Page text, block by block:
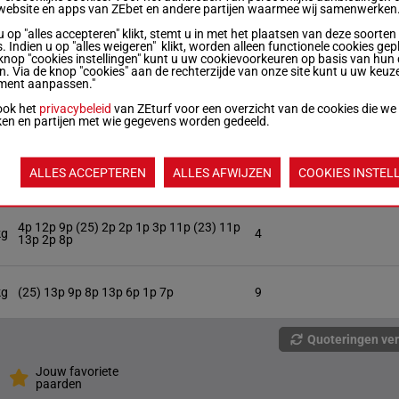
5p 5p 5p 4p (25) 2p 2p 10p (24) 7p 4p 8p
2p 3p
11
3p (25) 8p 12p 8p 5p 1p 4p 9p 7p 8p 2p 3p 10
4p (25) 3p 7p 3p 6p 9p 9h 10h 5p 4p 3p 12
8p 5p 8p 1p 10p (25) 7p 7p 3p 3p 1p 9p 6p 2
4p 12p 9p (25) 2p 2p 1p 3p 11p (23) 11p
13p 2p 8p
4
(25) 13p 9p 8p 13p 6p 1p 7p 9
Quoteringen
Jouw favoriete
paarden
en apps van ZEbet en andere partijen waarmee wij
op "alles accepteren" klikt, stemt u in met het plaatsen van deze soorten
Indien u op "alles weigeren" klikt, worden alleen functionele cookies
"cookies instellingen" kunt u uw cookievoorkeuren op basis van hun
Via de knop "cookies" aan de rechterzijde van onze site kunt u uw
aanpassen."
het privacybeleid van ZEturf voor een overzicht van de cookies die we
en partijen met wie gegevens worden gedeeld.
ALLES ACCEPTEREN ALLES AFWIJZEN COOKIES